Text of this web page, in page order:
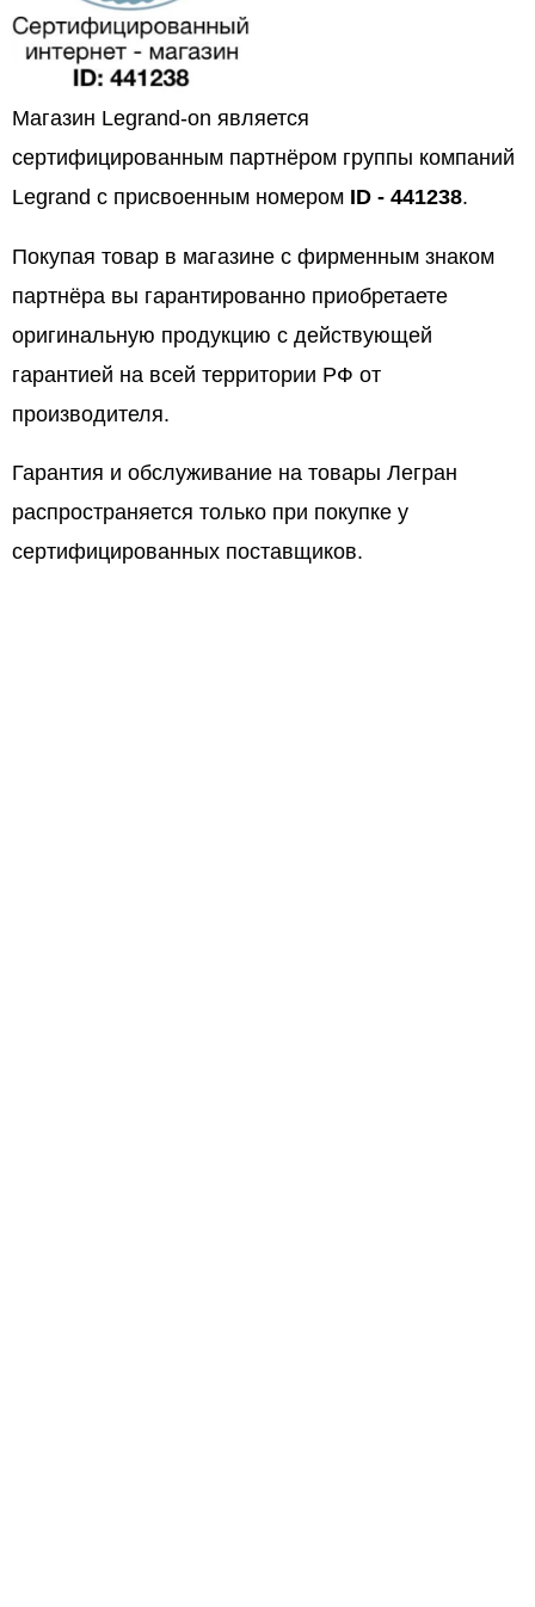
Магазин Legrand-on является
сертифицированным партнёром группы компаний
Legrand с присвоенным номером ID - 441238.
Покупая товар в магазине с фирменным знаком
партнёра вы гарантированно приобретаете
оригинальную продукцию с действующей
гарантией на всей территории РФ от
производителя.
Гарантия и обслуживание на товары Легран
распространяется только при покупке у
сертифицированных поставщиков.